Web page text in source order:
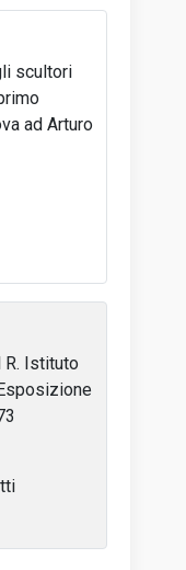
scultori
ad Arturo
R. Istituto